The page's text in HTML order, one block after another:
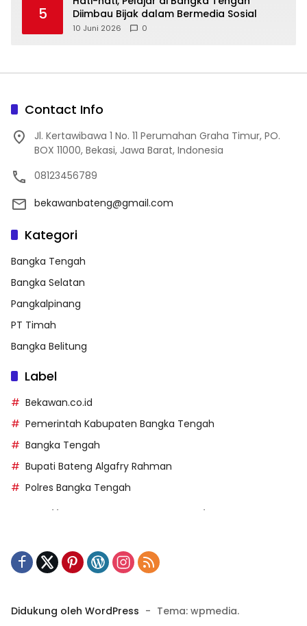
5
Diimbau Bijak dalam Bermedia Sosial
10 Juni 2026 0
Contact Info
Jl. Kertawibawa 1 No. 11 Perumahan Graha Timur, PO.
BOX 11000, Bekasi, Jawa Barat, Indonesia
08123456789
bekawanbateng@gmail.com
Kategori
Bangka Tengah
Bangka Selatan
Pangkalpinang
PT Timah
Bangka Belitung
Label
Bekawan.co.id
Pemerintah Kabupaten Bangka Tengah
Bangka Tengah
Bupati Bateng Algafry Rahman
Polres Bangka Tengah
https://kecsitim.sitarokab.go.id/
https://ukpbj.natunakab.go.id/
Didukung oleh WordPress - Tema: wpmedia.